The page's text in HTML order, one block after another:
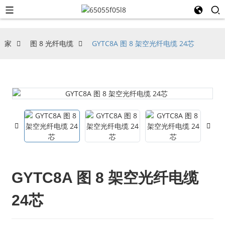
家 图 8 光纤电缆 GYTC8A 图 8 架空光纤电缆 24芯
GYTC8A 图 8 架空光纤电缆
24芯